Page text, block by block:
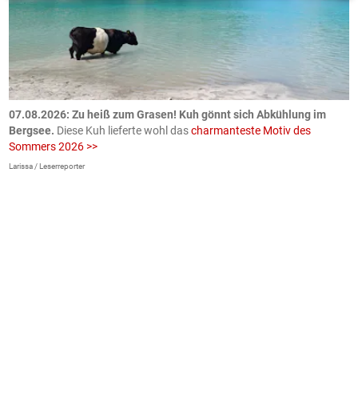
07.08.2026: Zu heiß zum Grasen! Kuh gönnt sich Abkühlung im
Bergsee. Diese Kuh lieferte wohl dascharmanteste Motiv des
Sommers 2026 >>
Larissa / Leserreporter